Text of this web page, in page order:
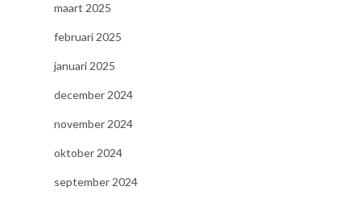
maart 2025
februari 2025
januari 2025
december 2024
november 2024
oktober 2024
september 2024